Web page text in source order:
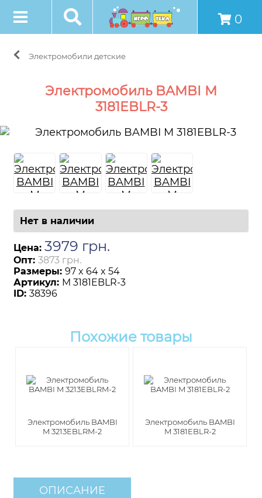
0
Электромобили детские
Электромобиль BAMBI M
3181EBLR-3
Нет в наличии
Цена: 3979 грн.
Опт: 3873 грн.
Размеры: 97 x 64 x 54
Артикул: M 3181EBLR-3
ID: 38396
Похожие товары
Электромобиль BAMBI
M 3213EBLRM-2
Электромобиль BAMBI
M 3181EBLR-2
ОПИСАНИЕ